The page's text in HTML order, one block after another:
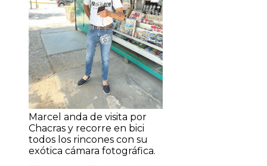
Marcel anda de visita por
Chacras y recorre en bici
todos los rincones con su
exótica cámara fotográfica.